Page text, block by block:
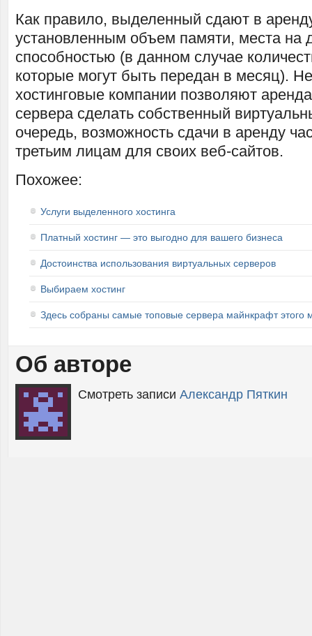
Как правило, выделенный сдают в
установленным объем памяти, места на
способностью (в данном случае
которые могут быть передан в месяц).
хостинговые компании позволяют
сервера сделать собственный
очередь, возможность сдачи в аренду
третьим лицам для своих веб-сайтов.
Похожее:
Услуги выделенного хостинга
Платный хостинг — это выгодно для вашего бизнеса
Достоинства использования виртуальных серверов
Выбираем хостинг
Здесь собраны самые топовые сервера майнкрафт этого
Об авторе
Смотреть записи Александр Пяткин